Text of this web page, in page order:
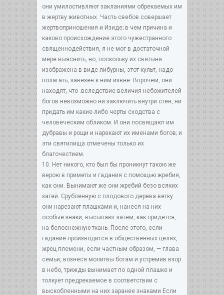
они умилостивляют закланиями обрекаемых им
в жертву животных. Часть свебов совершает
жертвоприношения и Изиде; в чем причина и
каково происхождение этого чужестранного
священнодействия, я не мог в достаточной
мере выяснить, но, поскольку их святыня
изображена в виде либурны, этот культ, надо
полагать, завезен к ним извне. Впрочем, они
находят, что .вследствие величия небожителей
богов невозможно ни заключить внутри стен, ни
придать им какие-либо черты сходства с
человеческим обликом. И они посвящают им
дубравы и рощи и нарекают их именами богов; и
эти святилища отмечены только их
благочестием.
10. Нет никого, кто был бы проникнут такою же
верою в приметы и гадания с помощью жребия,
как они. Вынимают же они жребий безо всяких
затей. Срубленную с плодового дерева ветку
они нарезают плашками и, нанеся на них
особые знаки, высыпают затем, как придется,
на белоснежную ткань. После этого, если
гадание производится в общественных целях,
жрец племени, если частным образом, — глава
семьи, вознеся молитвы богам и устремив взор
в небо, трижды вынимает по одной плашке и
толкует предрекаемое в соответствии с
выскобленными на них заранее знаками Если